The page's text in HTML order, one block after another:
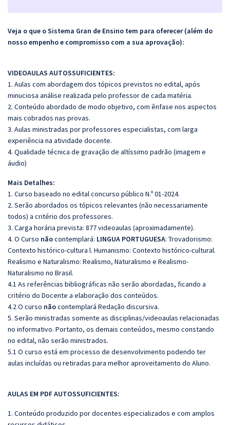
Veja o que o Sistema Gran de Ensino tem para oferecer (além do
nosso empenho e compromisso com a sua aprovação):
VIDEOAULAS AUTOSSUFICIENTES:
1. Aulas com abordagem dos tópicos previstos no edital, após
minuciosa análise realizada pelo professor de cada matéria.
2. Conteúdo abordado de modo objetivo, com ênfase nos aspectos
mais cobrados nas provas.
3. Aulas ministradas por professores especialistas, com larga
experiência na atividade docente.
4. Qualidade técnica de gravação de altíssimo padrão (imagem e
áudio)
Mais Detalhes:
1. Curso baseado no edital concurso público N.º 01-2024.
2. Serão abordados os tópicos relevantes (não necessariamente
todos) a critério dos professores.
3. Carga horária prevista: 877 videoaulas (aproximadamente).
4. O Curso nãocontemplará: LINGUA PORTUGUESA: Trovadorismo:
Contexto histórico-cultura l. Humanismo: Contexto histórico-cultural.
Realismo e Naturalismo: Realismo, Naturalismo e Realismo-
Naturalismo no Brasil.
4.1 As referências bibliográficas não serão abordadas, ficando a
critério do Docente a elaboração dos conteúdos.
4.2 O curso nãocontemplará Redação discursiva.
5. Serão ministradas somente as disciplinas/videoaulas relacionadas
no informativo. Portanto, os demais conteúdos, mesmo constando
no edital, não serão ministrados.
5.1 O curso está em processo de desenvolvimento podendo ter
aulas incluídas ou retiradas para melhor aproveitamento do Aluno.
AULAS EM PDF AUTOSSUFICIENTES:
1. Conteúdo produzido por docentes especializados e com amplos